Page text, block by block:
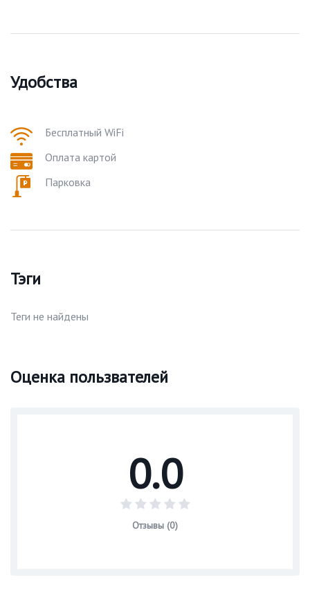
Удобства
Бесплатный WiFi
Оплата картой
Парковка
Тэги
Теги не найдены
Оценка пользвателей
0.0
Отзывы (0)